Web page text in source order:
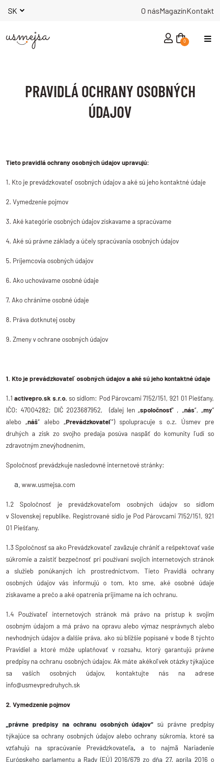
O násMagazínKontakt
INÉ
KNIHY
LOG IN
Nie ste členom?
0
PRAVIDLÁ OCHRANY OSOBNÝCH
ÚDAJOV
Tieto pravidlá ochrany osobných údajov upravujú:
1. Kto je prevádzkovateľ osobných údajov a aké sú jeho kontaktné údaje
2. Vymedzenie pojmov
3. Aké kategórie osobných údajov získavame a spracúvame
4. Aké sú právne základy a účely spracúvania osobných údajov
5. Príjemcovia osobných údajov
6. Ako uchovávame osobné údaje
7. Ako chránime osobné údaje
8. Práva dotknutej osoby
9. Zmeny v ochrane osobných údajov
1. Kto je prevádzkovateľ osobných údajov a aké sú jeho kontaktné údaje
1.1activepro.sk s.r.o. so sídlom: Pod Párovcami 7152/151, 921 01 Piešťany,
IČO: 47004282; DIČ 2023687952, (ďalej len „spoločnosť“ , „nás“, „my“
alebo „náš“ alebo „Prevádzkovateľ“) spolupracuje s o.z. Úsmev pre
druhých a zisk zo svojho predaja posúva naspäť do komunity ľudí so
zdravotným znevýhodnením,
Spoločnosť prevádzkuje nasledovné internetové stránky:
www.usmejsa.com
1.2 Spoločnosť je prevádzkovateľom osobných údajov so sídlom
v Slovenskej republike. Registrované sídlo je Pod Párovcami 7152/151, 921
01 Piešťany.
1.3 Spoločnosť sa ako Prevádzkovateľ zaväzuje chrániť a rešpektovať vaše
súkromie a zaistiť bezpečnosť pri používaní svojich internetových stránok
a služieb ponúkaných ich prostredníctvom. Tieto Pravidlá ochrany
osobných údajov vás informujú o tom, kto sme, aké osobné údaje
získavame a prečo a aké opatrenia prijímame na ich ochranu.
1.4 Používateľ internetových stránok má právo na prístup k svojim
osobným údajom a má právo na opravu alebo výmaz nesprávnych alebo
nevhodných údajov a ďalšie práva, ako sú bližšie popísané v bode 8 týchto
Pravidiel a ktoré môže uplatňovať v rozsahu, ktorý garantujú právne
predpisy na ochranu osobných údajov. Ak máte akékoľvek otázky týkajúce
sa vašich osobných údajov, kontaktujte nás na adrese
info@usmevpredruhych.sk
2. Vymedzenie pojmov
„právne predpisy na ochranu osobných údajov“ sú právne predpisy
týkajúce sa ochrany osobných údajov alebo ochrany súkromia, ktoré sa
vzťahujú na spracúvanie Prevádzkovateľa, a to najmä
Nariadenie
Európskeho parlamentu a Rady (EÚ) 2016/679 zo dňa 27. apríla 2016 o